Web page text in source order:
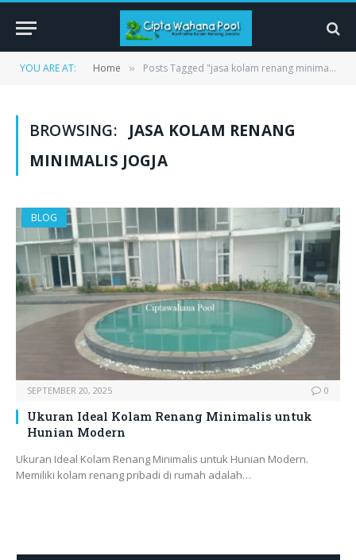
YOU ARE AT: Home » Posts Tagged "jasa kolam renang minimalis Jogja"
BROWSING:
JASA KOLAM RENANG
MINIMALIS JOGJA
BLOG
SEPTEMBER 20, 2025 0
Ukuran Ideal Kolam Renang Minimalis untuk
Hunian Modern
Ukuran Ideal Kolam Renang Minimalis untuk Hunian Modern.
Memiliki kolam renang pribadi di rumah adalah…